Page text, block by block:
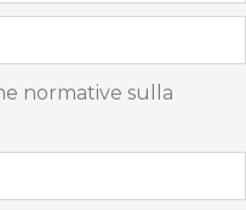
normative sulla